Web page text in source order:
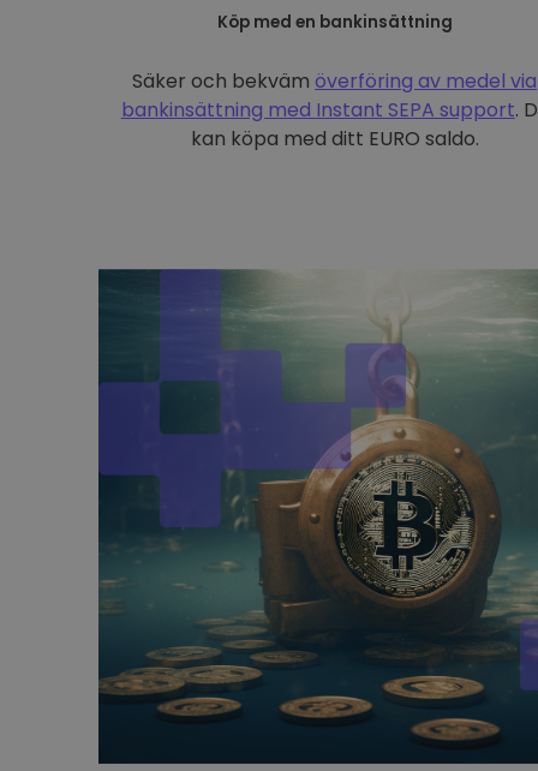
Köp med en bankinsättning
Säker och bekvämöverföring av medel via
bankinsättning med Instant SEPA support.
kan köpa med ditt EURO saldo.